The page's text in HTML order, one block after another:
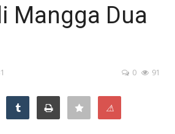
Mangga Dua
0 91
⚠